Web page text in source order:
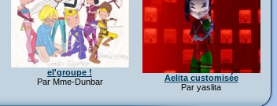
el'groupe !
Par Mme-Dunbar
Aelita customisée
Par yaslita